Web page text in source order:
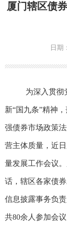
厦门辖区债
日期
为深入贯彻
新“国九条”精神
强债券市场政策
营主体质量，近
量发展工作会议
话，辖区各家债券
信息披露事务负
共80余人参加会议